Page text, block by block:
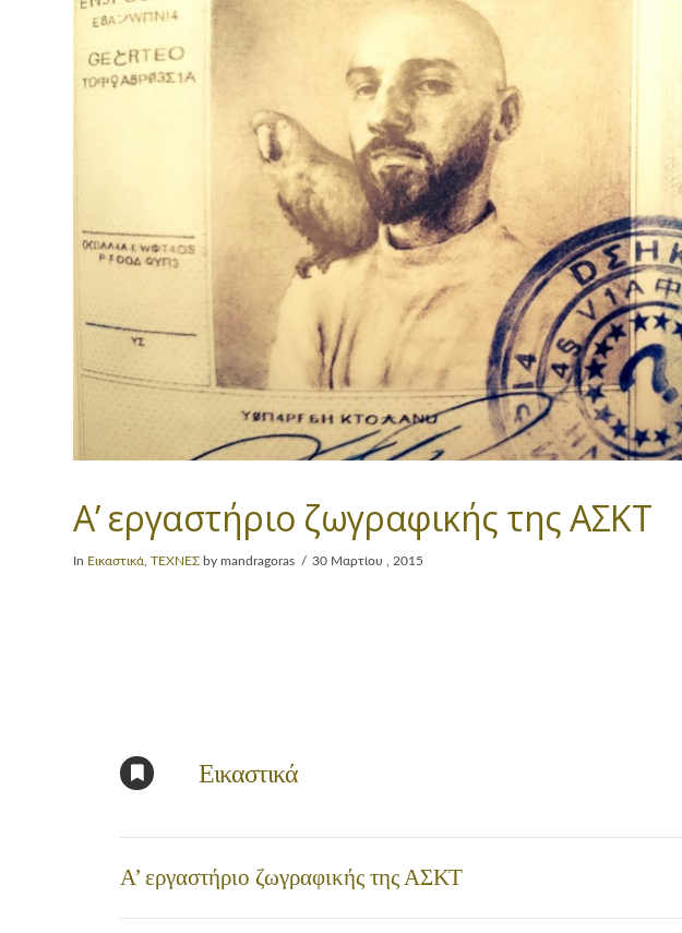
Α’ εργαστήριο ζωγραφικής της ΑΣΚΤ
In Εικαστικά ,ΤΕΧΝΕΣ by mandragoras 30 Μαρτίου , 2015
Εικαστικά
Α’ εργαστήριο ζωγραφικής της ΑΣΚΤ